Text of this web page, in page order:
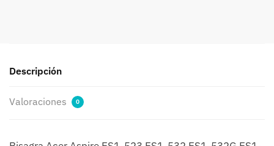
533
AM1NX000100
Descripción
Valoraciones 0